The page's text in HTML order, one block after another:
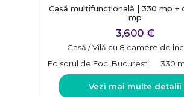
Casă multifuncțională | 330 mp +
mp
3,600 €
Casă / Vilă cu 8 camere de
Foisorul de Foc, Bucuresti
330
Vezi mai multe detalii